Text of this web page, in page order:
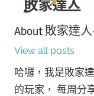
About 敗家達
View all posts
哈囉，我是敗家
的玩家， 每周分